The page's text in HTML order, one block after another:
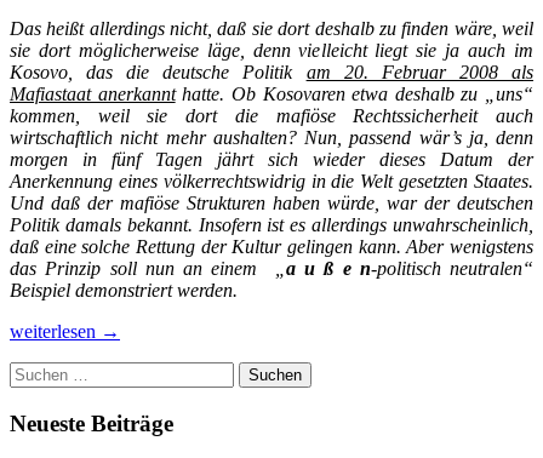
Das heißt allerdings nicht, daß sie dort deshalb zu finden wäre, weil
sie dort möglicherweise läge, denn vielleicht liegt sie ja auch im
Kosovo, das die deutsche Politik am 20. Februar 2008 als
Mafiastaat anerkannthatte. Ob Kosovarenetwa deshalb zu „uns“
kommen, weil sie dort die mafiöse Rechtssicherheit auch
wirtschaftlich nicht mehr aushalten? Nun, passend wär’s ja, denn
morgen in fünf Tagen jährt sich wieder dieses Datum der
Anerkennung eines völkerrechtswidrig in die Welt gesetzten Staates.
Und daß der mafiöse Strukturen haben würde, war der deutschen
Politik damals bekannt. Insofern ist es allerdings unwahrscheinlich,
daß eine solche Rettung der Kultur gelingen kann. Aber wenigstens
das Prinzip soll nun an einem „ a u ß e n-politisch neutralen“
Beispiel demonstriert werden.
20.
2008
Die
weiterlesen →
Suchen
nach:
Neueste Beiträge